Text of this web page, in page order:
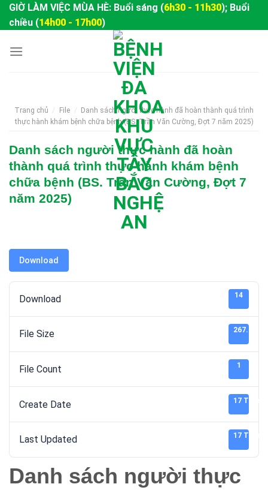
SkipGIỜ LÀM VIỆC MÙA HÈ: Buổi sáng (6h30 - 11h30); Buổi
chiều (14h00 - 17h00)
Trang chủ / File /
Danh sách người thực hành đã hoàn thành quá trình
thực hành khám bệnh chữa bệnh (BS. Trần Văn Cường, Đợt 7 năm 2025)
Danh sách người thực hành đã hoàn
thành quá trình thực hành khám bệnh
chữa bệnh (BS. Trần Văn Cường, Đợt 7
năm 2025)
Download
Download 14
File Size 267.13 KB
File Count 1
Create Date 17 Tháng
Last Updated 17 Tháng
Danh sách người thực